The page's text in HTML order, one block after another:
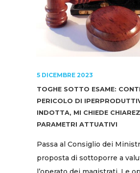
5 DICEMBRE 2023
TOGHE SOTTO ESAME:
PERICOLO DI
INDOTTA, MI CHIEDE
PARAMETRI ATTUATIVI
Passa al Consiglio dei
proposta di sottoporre a